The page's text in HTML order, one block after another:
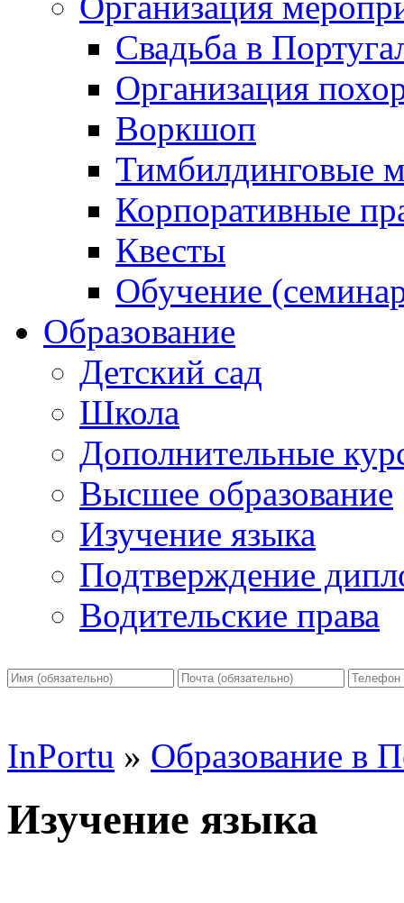
Свадьба в
Организация
Воркшоп
Тимбилдинговые
Корпоративные
Квесты
Обучение
Образование
Детский сад
Школа
Дополнительные
Высшее образование
Изучение языка
Подтверждение
Водительские права
InPortu » Образование в
Изучение языка